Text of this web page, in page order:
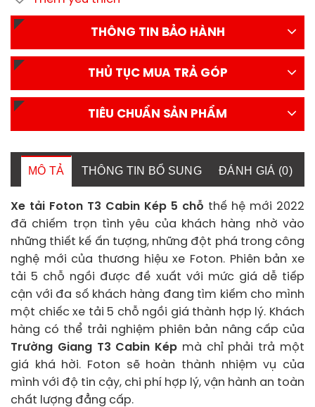
THÔNG TIN BẢO HÀNH
THỦ TỤC MUA TRẢ GÓP
TIÊU CHUẨN SẢN PHẨM
MÔ TẢ THÔNG TIN BỔ SUNG ĐÁNH GIÁ (0)
Xe tải Foton T3 Cabin Kép 5 chỗ thế hệ mới 2022
đã chiếm trọn tình yêu của khách hàng nhờ vào
những thiết kế ấn tượng, những đột phá trong công
nghệ mới của thương hiệu xe Foton. Phiên bản xe
tải 5 chỗ ngồi được đề xuất với mức giá dễ tiếp
cận với đa số khách hàng đang tìm kiếm cho mình
một chiếc xe tải 5 chỗ ngồi giá thành hợp lý. Khách
hàng có thể trải nghiệm phiên bản nâng cấp của
Trường Giang T3 Cabin Kép mà chỉ phải trả một
giá khá hời. Foton sẽ hoàn thành nhiệm vụ của
mình với độ tin cậy, chi phí hợp lý, vận hành an toàn
chất lượng đẳng cấp.